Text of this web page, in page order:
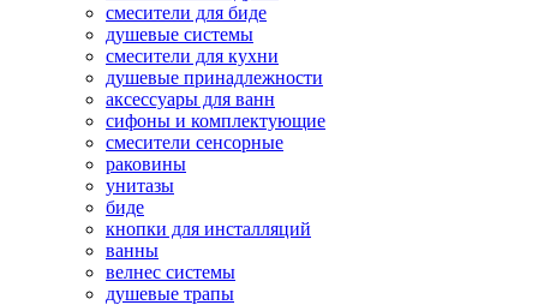
смесители для биде
душевые системы
смесители для кухни
душевые принадлежности
аксессуары для ванн
сифоны и комплектующие
смесители сенсорные
раковины
унитазы
биде
кнопки для инсталляций
ванны
велнес системы
душевые трапы